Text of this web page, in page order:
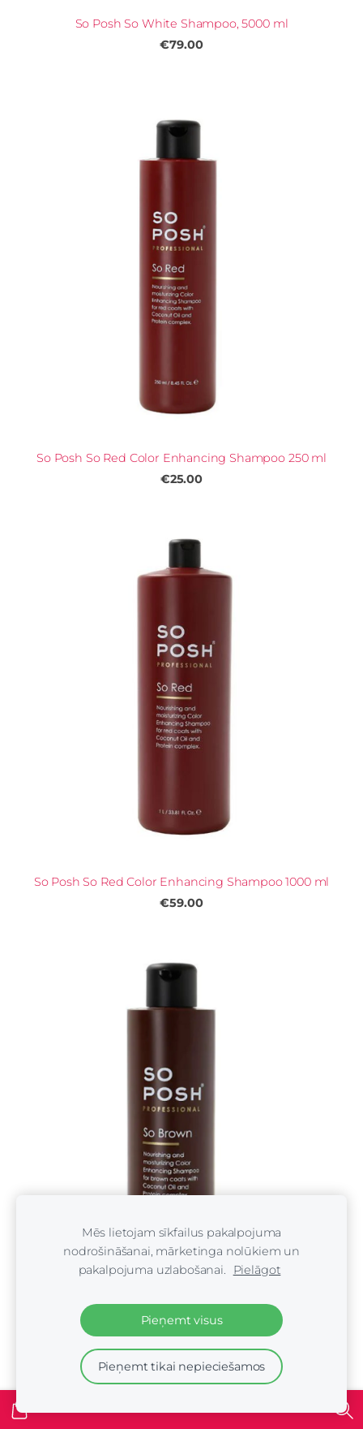
So Posh So White Shampoo, 5000 ml
€79.00
So Posh So Red Color Enhancing Shampoo 250 ml
€25.00
So Posh So Red Color Enhancing Shampoo 1000 ml
€59.00
So Posh So Brown Color Enhancing Shampoo 250 ml
€25.00
Mēs lietojam sīkfailus pakalpojuma
nodrošināšanai, mārketinga nolūkiem un
pakalpojuma uzlabošanai.
Pielāgot
Pieņemt visus
Pieņemt tikai nepieciešamos